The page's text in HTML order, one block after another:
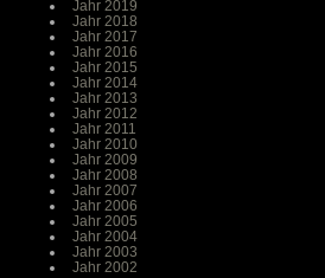
Jahr 2019
Jahr 2018
Jahr 2017
Jahr 2016
Jahr 2015
Jahr 2014
Jahr 2013
Jahr 2012
Jahr 2011
Jahr 2010
Jahr 2009
Jahr 2008
Jahr 2007
Jahr 2006
Jahr 2005
Jahr 2004
Jahr 2003
Jahr 2002